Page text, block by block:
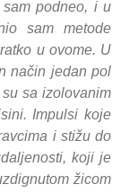
sam podneo, i u
sam metode
u ovome. U
način jedan pol
sa izolovanim
Impulsi koje
i stižu do
koji je
žicom